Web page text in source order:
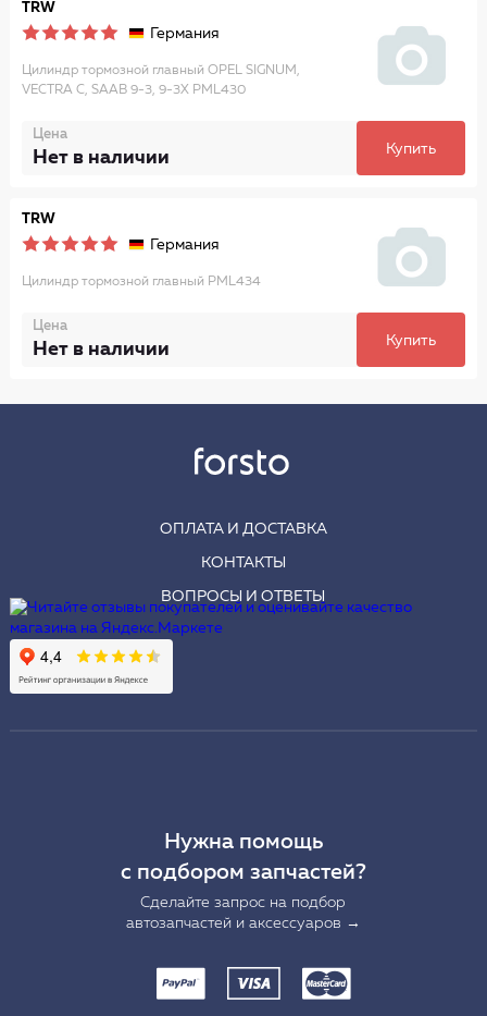
TRW
Германия
Цилиндр тормозной главный OPEL SIGNUM,
VECTRA C, SAAB 9-3, 9-3X PML430
Цена
Нет в наличии Купить
TRW
Германия
Цилиндр тормозной главный PML434
Цена
Нет в наличии Купить
ОПЛАТА И ДОСТАВКА
КОНТАКТЫ
ВОПРОСЫ И ОТВЕТЫ
Нужна помощь
с подбором запчастей?
Сделайте запрос на подбор
автозапчастей и аксессуаров →